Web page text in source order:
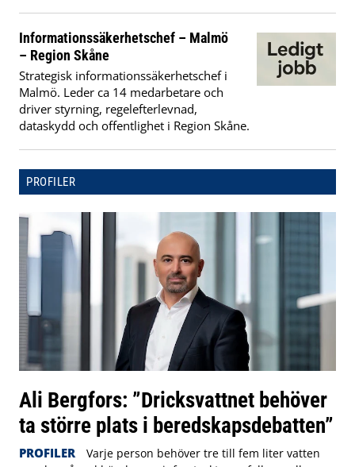
Informationssäkerhetschef – Malmö
– Region Skåne
Strategisk informationssäkerhetschef i
Malmö. Leder ca 14 medarbetare och
driver styrning, regelefterlevnad,
dataskydd och offentlighet i Region Skåne.
PROFILER
Ali Bergfors: ”Dricksvattnet behöver
ta större plats i beredskapsdebatten”
PROFILER
Varje person behöver tre till fem liter vatten